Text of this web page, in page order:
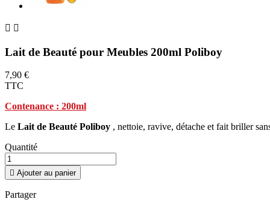
 
Lait de Beauté pour Meubles 200ml Poliboy
7,90 €
TTC
Contenance : 200ml
Le Lait de Beauté Poliboy , nettoie, ravive, détache et fait briller
Quantité
 Ajouter au panier
Partager